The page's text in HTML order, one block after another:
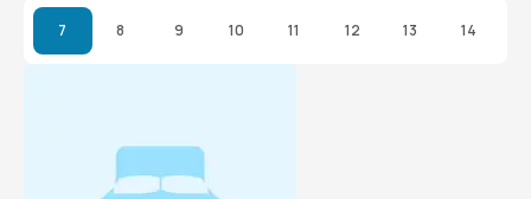
7 8 9 10 11 12 13 14